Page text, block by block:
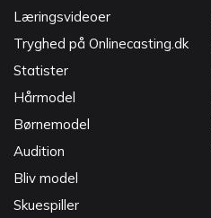
Læringsvideoer
Tryghed på Onlinecasting.dk
Statister
Hårmodel
Børnemodel
Audition
Bliv model
Skuespiller